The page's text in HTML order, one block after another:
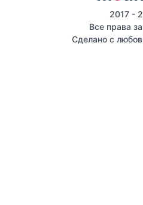
2017 -
Все права
Сделано с